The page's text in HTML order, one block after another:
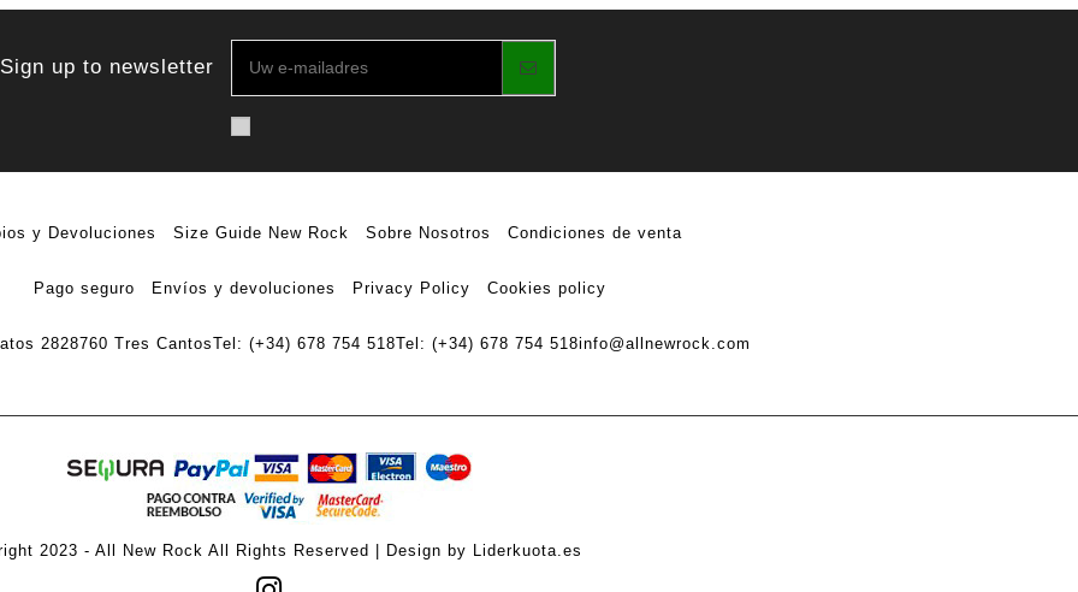
Sign up to newsletter
y Devoluciones Size Guide New Rock Sobre Nosotros Condiciones de venta
Pago seguro Envíos y devoluciones Privacy Policy Cookies policy
2828760 Tres CantosTel: (+34) 678 754 518Tel: (+34) 678 754 518info@allnewrock.com
2023 - All New Rock All Rights Reserved | Design by Liderkuota.es